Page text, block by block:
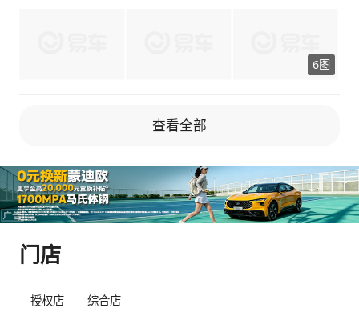
有纸巾盒；而扶手箱以及手套箱的容积都颇为可
观。后备箱在三排座椅直立的状态下，可以放入
及行李箱等物件，如此一来，全家出行的时候就
盈，即便是女士来驾驶也不会觉得费力，后轮转
向有加持作用，其转弯半径大约为5.9米，在小
区内的狭窄道路或者地下车库进行转弯操作时能
活一些。前悬挂采用双叉臂结构，后悬挂则是五
时，对于这些路况的过滤效果相当不错，车内的
憋屈，尤其是穿厚底鞋的时候，上下车都不太方
便。最后就是app几乎不能下载，百度地图也没
间表现】 空间是MPV的核心竞争力，梦想家轴
距3200mm，这样的尺寸保证了车内宽敞的乘
后备箱的空间也很大，常规状态下可以放下4个
28寸的行李箱，当把第三排座椅放倒后，后备
箱容积可以得到进一步扩展，搬家或者装载大件
物品都不在话下。不过，当第三排坐满人的时
候，后备箱的空间就会受到一定影响，只能放下
置。 【内饰】 内饰我选的驼棕色，中控台采用
6图
查看全部
门店
授权店 综合店